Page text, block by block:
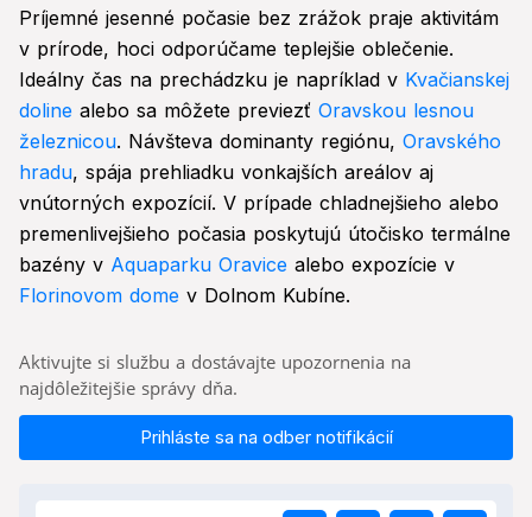
Príjemné jesenné počasie bez zrážok praje aktivitám
v prírode, hoci odporúčame teplejšie oblečenie.
Ideálny čas na prechádzku je napríklad v Kvačianskej
doline alebo sa môžete previezť Oravskou lesnou
železnicou. Návšteva dominanty regiónu, Oravského
hradu, spája prehliadku vonkajších areálov aj
vnútorných expozícií. V prípade chladnejšieho alebo
premenlivejšieho počasia poskytujú útočisko termálne
bazény v Aquaparku Oravice alebo expozície v
Florinovom dome v Dolnom Kubíne.
Aktivujte si službu a dostávajte upozornenia na
najdôležitejšie správy dňa.
Prihláste sa na odber notifikácií